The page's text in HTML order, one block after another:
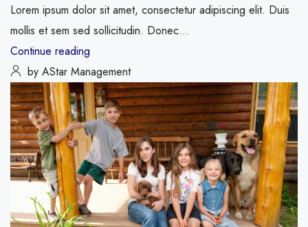
Lorem ipsum dolor sit amet, consectetur adipiscing elit. Duis
mollis et sem sed sollicitudin. Donec...
Continue reading
by AStar Management